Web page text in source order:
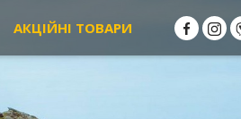
АКЦIЙНІ ТОВАРИ